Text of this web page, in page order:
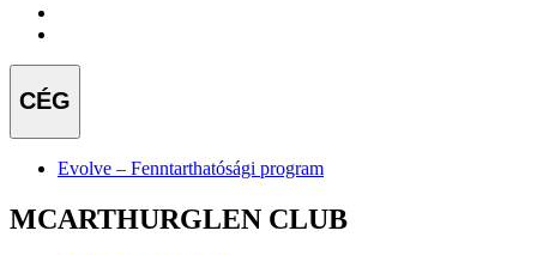
CÉG
Evolve – Fenntarthatósági program
MCARTHURGLEN CLUB